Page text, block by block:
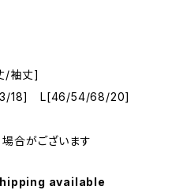
/袖丈]
18] L[46/54/68/20]
合がございます
available